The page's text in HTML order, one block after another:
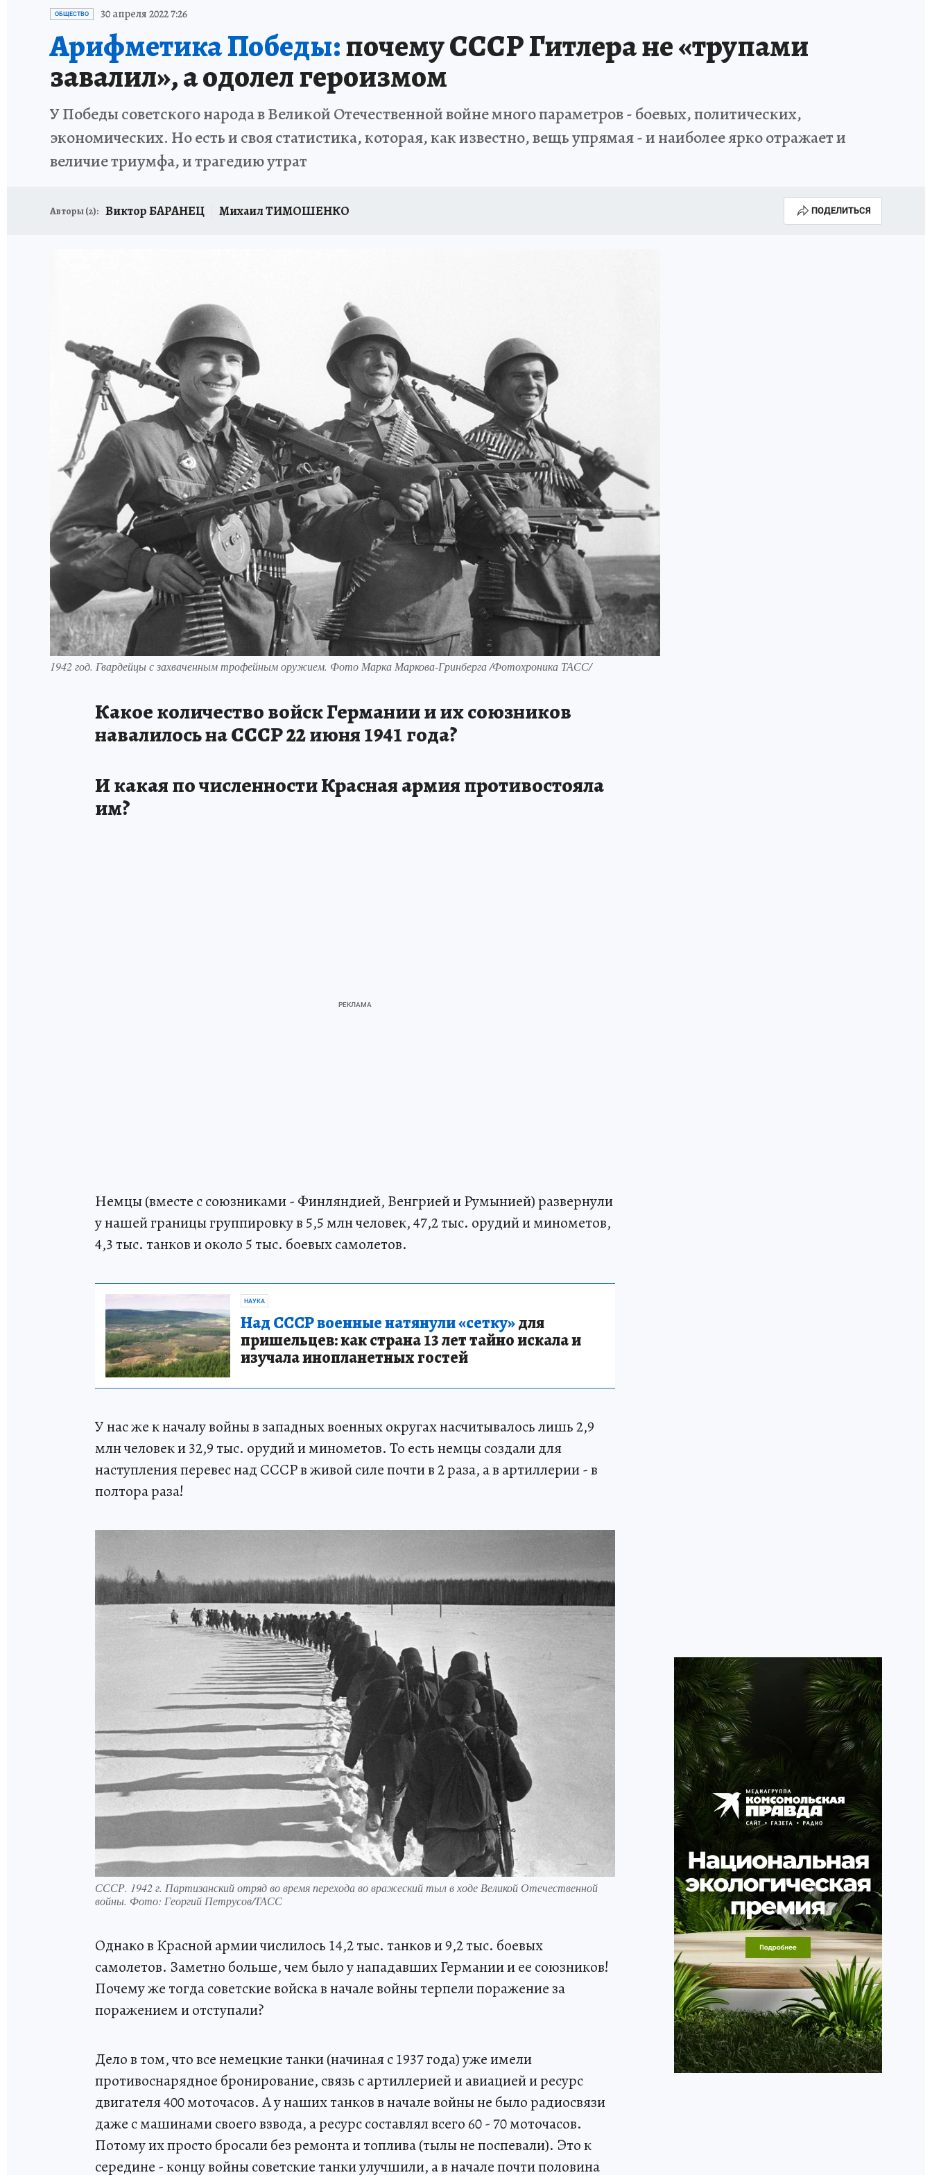
ИСПЫТАНО НА СЕБЕ
ОБЩЕСТВО 30 апреля 2022 7:26
Арифметика Победы:почему СССР Гитлера не «трупами
завалил», а одолел героизмом
У Победы советского народа в Великой Отечественной войне много параметров - боевых, политических,
экономических. Но есть и своя статистика, которая, как известно, вещь упрямая - и наиболее ярко отражает и
величие триумфа, и трагедию утрат
Авторы (2): Виктор БАРАНЕЦ Михаил ТИМОШЕНКО ПОДЕЛИТЬСЯ
1942 год. Гвардейцы с захваченным трофейным оружием. Фото Марка Маркова-Гринберга /Фотохроника ТАСС/
Какое количество войск Германии и их союзников
навалилось на СССР 22 июня 1941 года?
И какая по численности Красная армия противостояла
им?
Немцы (вместе с союзниками - Финляндией, Венгрией и Румынией) развернули
у нашей границы группировку в 5,5 млн человек, 47,2 тыс. орудий и минометов,
4,3 тыс. танков и около 5 тыс. боевых самолетов.
НАУКА
Над СССР военные натянули «сетку»для
пришельцев: как страна 13 лет тайно искала и
изучала инопланетных гостей
У нас же к началу войны в западных военных округах насчитывалось лишь 2,9
млн человек и 32,9 тыс. орудий и минометов. То есть немцы создали для
наступления перевес над СССР в живой силе почти в 2 раза, а в артиллерии - в
полтора раза!
СССР. 1942 г. Партизанский отряд во время перехода во вражеский тыл в ходе Великой Отечественной
войны. Фото: Георгий Петрусов/ТАСС
Однако в Красной армии числилось 14,2 тыс. танков и 9,2 тыс. боевых
самолетов. Заметно больше, чем было у нападавших Германии и ее союзников!
Почему же тогда советские войска в начале войны терпели поражение за
поражением и отступали?
Дело в том, что все немецкие танки (начиная с 1937 года) уже имели
противоснарядное бронирование, связь с артиллерией и авиацией и ресурс
двигателя 400 моточасов. А у наших танков в начале войны не было радиосвязи
даже с машинами своего взвода, а ресурс составлял всего 60 - 70 моточасов.
Потому их просто бросали без ремонта и топлива (тылы не поспевали). Это к
середине - концу войны советские танки улучшили, а в начале почти половина